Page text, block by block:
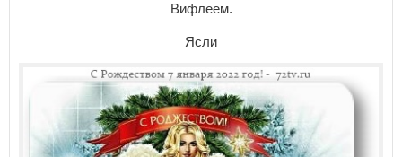
Вифлеем.
Ясли